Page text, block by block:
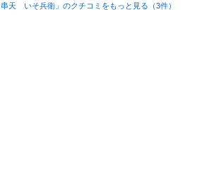
串天 いそ兵衛」のクチコミをもっと見る（3件）